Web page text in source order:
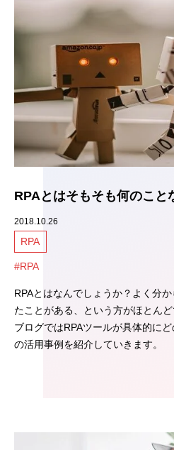
RPAとはそもそも何のこと
2018.10.26
RPA
#RPA
RPAとはなんでしょうか？よく分
たことがある、という方がほとん
ブログではRPAツールが具体的に
の活用事例を紹介していきます。